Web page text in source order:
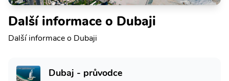
Další informace o Dubaji
Další informace o Dubaji
Dubaj - průvodce